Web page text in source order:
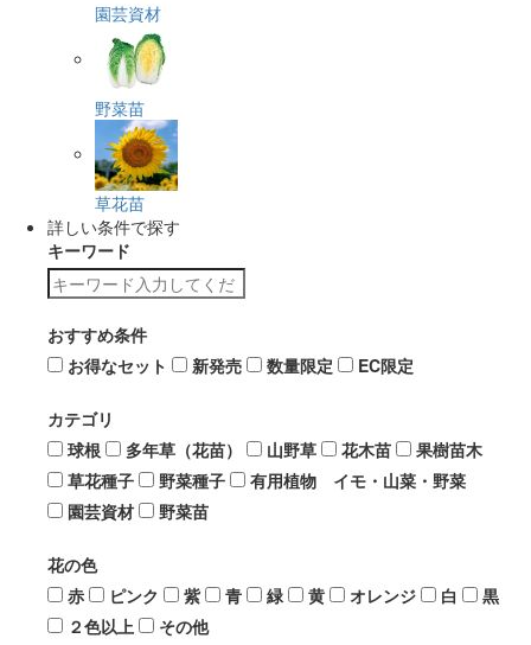
園芸資材
野菜苗
草花苗
詳しい条件で探す
キーワード
おすすめ条件
お得なセット
新発売 数量限定 EC限定
カテゴリ
球根
多年草（花苗） 山野草 花木苗
果樹苗木
草花種子
野菜種子
有用植物 イモ・山菜・野菜
園芸資材
野菜苗
花の色
赤
ピンク 紫 青 緑 黄 オレンジ 白
黒
２色以上
その他